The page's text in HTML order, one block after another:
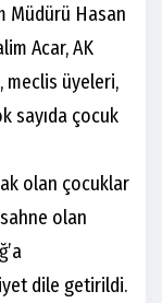
Müdürü Hasan
Acar, AK
meclis üyeleri,
sayıda çocuk
olan çocuklar
olan
dile getirildi.